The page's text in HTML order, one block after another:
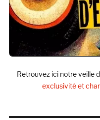
Retrouvez ici notre veille
exclusivité et